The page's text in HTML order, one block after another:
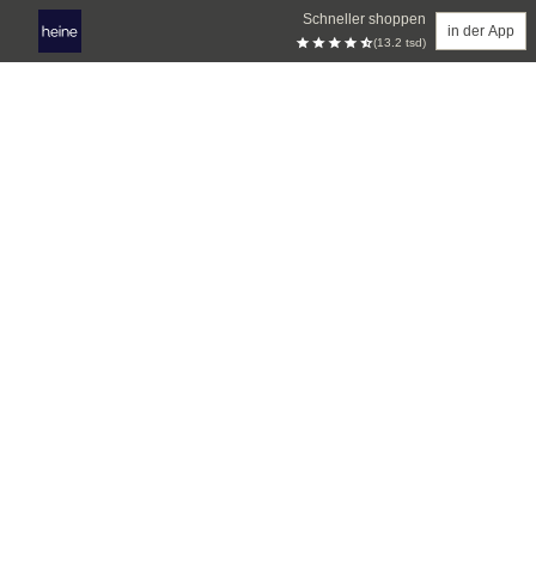
Schneller shoppen
(13.2 tsd)
in der App